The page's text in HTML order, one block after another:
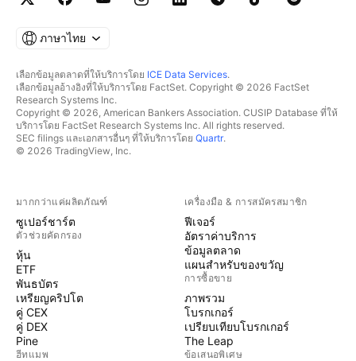
ภาษาไทย
เลือกข้อมูลตลาดที่ให้บริการโดย ICE Data Services.
เลือกข้อมูลอ้างอิงที่ให้บริการโดย FactSet. Copyright © 2026 FactSet
Research Systems Inc.
Copyright © 2026, American Bankers Association. CUSIP Database ที่ให้
บริการโดย FactSet Research Systems Inc. All rights reserved.
SEC filings และเอกสารอื่นๆ ที่ให้บริการโดย Quartr.
© 2026 TradingView, Inc.
มากกว่าแค่ผลิตภัณฑ์
ซูเปอร์ชาร์ต
ตัวช่วยคัดกรอง
หุ้น
ETF
พันธบัตร
เหรียญคริปโต
คู่ CEX
คู่ DEX
Pine
ฮีทแมพ
เครื่องมือ & การสมัครสมาชิก
ฟีเจอร์
อัตราค่าบริการ
ข้อมูลตลาด
แผนสำหรับของขวัญ
การซื้อขาย
ภาพรวม
โบรกเกอร์
เปรียบเทียบโบรกเกอร์
The Leap
ข้อเสนอพิเศษ